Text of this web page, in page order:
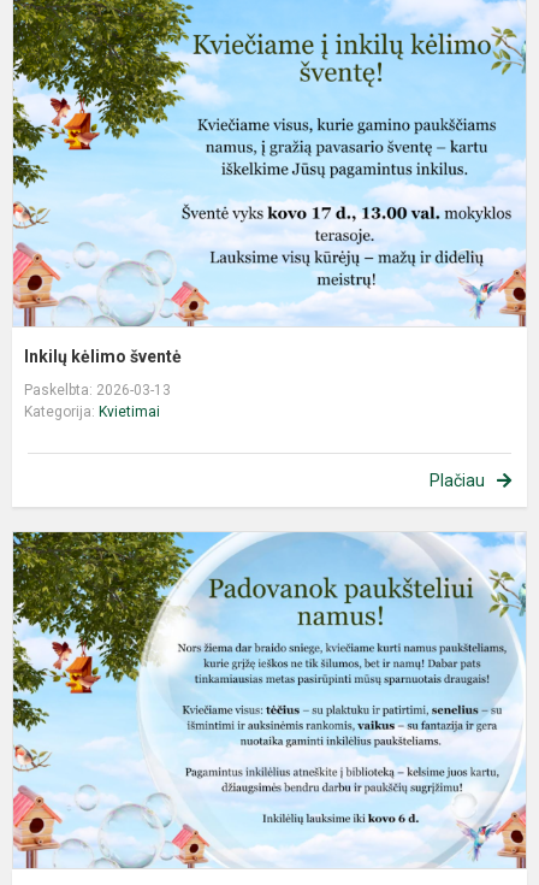
Inkilų kėlimo šventė
Paskelbta: 2026-03-13
Kategorija: Kvietimai
Plačiau